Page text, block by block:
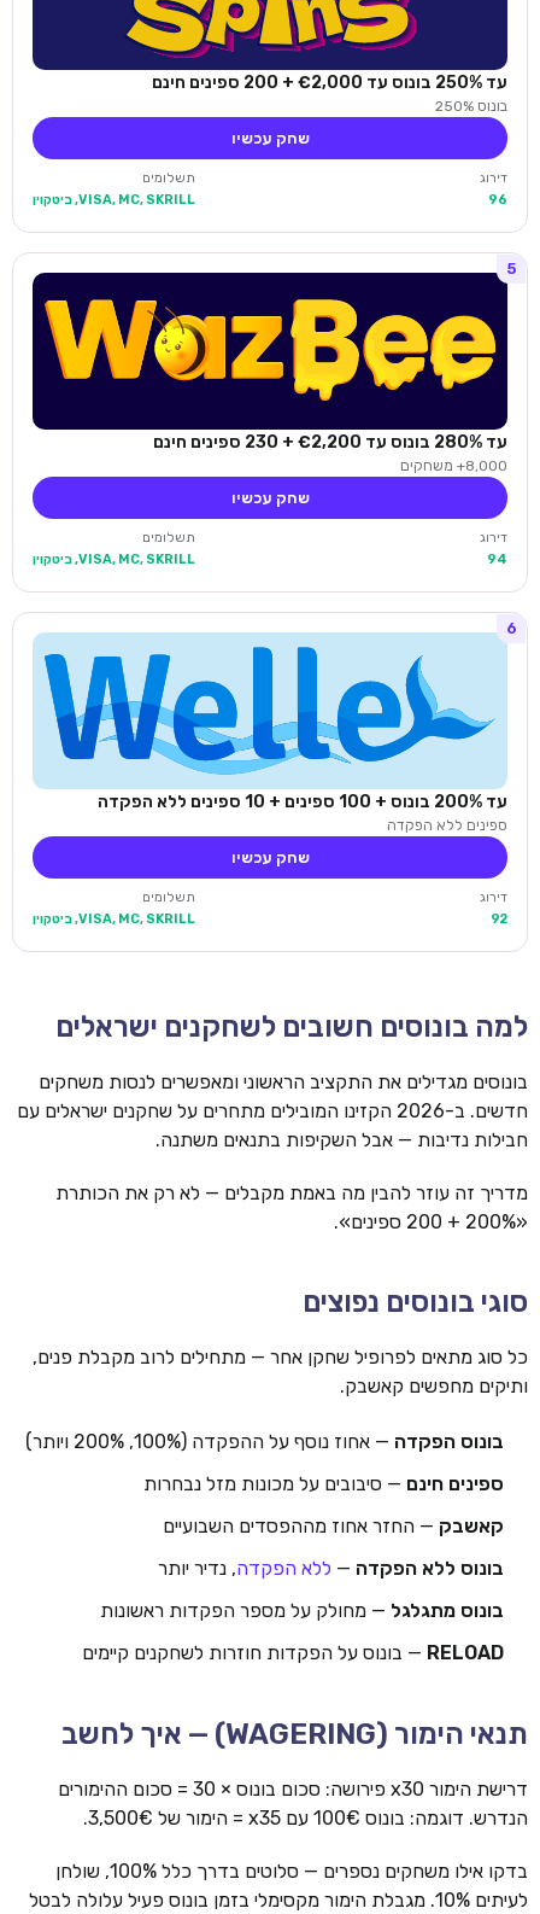
עד 250% בונוס עד €2,000 + 200 ספינים חינם
בונוס 250%
שחק עכשיו
דירוג
96
תשלומים
VISA, MC, SKRILL, ביטקוין
5
עד 280% בונוס עד €2,200 + 230 ספינים חינם
8,000+ משחקים
שחק עכשיו
דירוג
94
תשלומים
VISA, MC, SKRILL, ביטקוין
6
עד 200% בונוס + 100 ספינים + 10 ספינים ללא הפקדה
ספינים ללא הפקדה
שחק עכשיו
דירוג
92
תשלומים
VISA, MC, SKRILL, ביטקוין
למה בונוסים חשובים לשחקנים ישראלים
בונוסים מגדילים את התקציב הראשוני ומאפשרים לנסות משחקים
חדשים. ב-2026 הקזינו המובילים מתחרים על שחקנים ישראלים עם
חבילות נדיבות — אבל השקיפות בתנאים משתנה.
מדריך זה עוזר להבין מה באמת מקבלים — לא רק את הכותרת
«200% + 200 ספינים».
סוגי בונוסים נפוצים
כל סוג מתאים לפרופיל שחקן אחר — מתחילים לרוב מקבלת פנים,
ותיקים מחפשים קאשבק.
בונוס הפקדה — אחוז נוסף על ההפקדה (100%, 200% ויותר)
ספינים חינם — סיבובים על מכונות מזל נבחרות
קאשבק — החזר אחוז מההפסדים השבועיים
בונוס ללא הפקדה — ללא הפקדה, נדיר יותר
בונוס מתגלגל — מחולק על מספר הפקדות ראשונות
RELOAD — בונוס על הפקדות חוזרות לשחקנים קיימים
תנאי הימור (WAGERING) — איך לחשב
דרישת הימור x30 פירושה: סכום בונוס × 30 = סכום ההימורים
הנדרש. דוגמה: בונוס 100€ עם x35 = הימור של 3,500€.
בדקו אילו משחקים נספרים — סלוטים בדרך כלל 100%, שולחן
לעיתים 10%. מגבלת הימור מקסימלי בזמן בונוס פעיל עלולה לבטל